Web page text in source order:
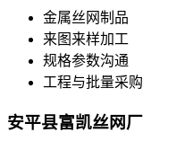
金属丝网制品
来图来样加工
规格参数沟通
工程与批量采购
安平县富凯丝网厂